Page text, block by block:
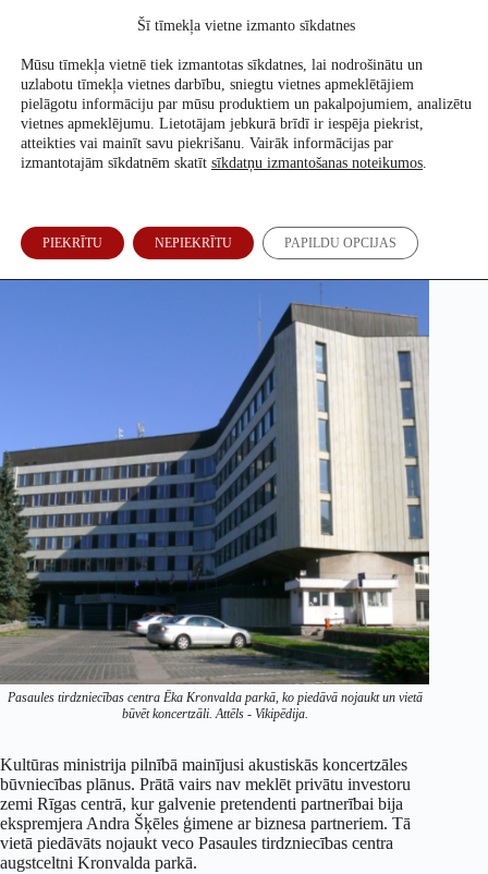
Atbalsti mūs
Rīgas koncertzāli uz Šķēļu zemes tomēr nebūvēs – piedāvā
nojaukt augstceltni
Pasaules tirdzniecības centra Ēka Kronvalda parkā, ko piedāvā nojaukt un vietā
būvēt koncertzāli. Attēls - Vikipēdija.
Kultūras ministrija pilnībā mainījusi akustiskās koncertzāles
būvniecības plānus. Prātā vairs nav meklēt privātu investoru
zemi Rīgas centrā, kur galvenie pretendenti partnerībai bija
ekspremjera Andra Šķēles ģimene ar biznesa partneriem. Tā
vietā piedāvāts nojaukt veco Pasaules tirdzniecības centra
augstceltni Kronvalda parkā.
Šī tīmekļa vietne izmanto sīkdatnes
Mūsu tīmekļa vietnē tiek izmantotas sīkdatnes, lai nodrošinātu un
uzlabotu tīmekļa vietnes darbību, sniegtu vietnes apmeklētājiem
pielāgotu informāciju par mūsu produktiem un pakalpojumiem, analizētu
vietnes apmeklējumu. Lietotājam jebkurā brīdī ir iespēja piekrist,
atteikties vai mainīt savu piekrišanu. Vairāk informācijas par
izmantotajām sīkdatnēm skatīt sīkdatņu izmantošanas noteikumos.
PIEKRĪTU NEPIEKRĪTU PAPILDU OPCIJAS